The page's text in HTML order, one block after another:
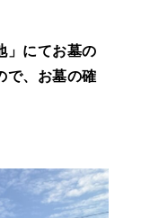
」にてお墓の
で、お墓の確